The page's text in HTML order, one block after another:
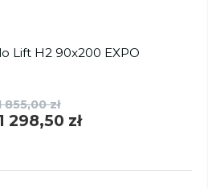
Lift H2 90x200 EXPO
855,00 zł
298,50 zł